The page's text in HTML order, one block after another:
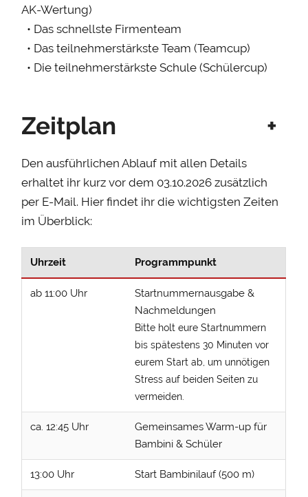
AK-Wertung)
• Das schnellste Firmenteam
• Das teilnehmerstärkste Team (Teamcup)
• Die teilnehmerstärkste Schule (Schülercup)
Zeitplan +
Den ausführlichen Ablauf mit allen Details
erhaltet ihr kurz vor dem 03.10.2026 zusätzlich
per E-Mail. Hier findet ihr die wichtigsten Zeiten
im Überblick:
Uhrzeit Programmpunkt
ab 11:00 Uhr
Startnummernausgabe &
Nachmeldungen
Bitte holt eure Startnummern
bis spätestens 30 Minuten vor
eurem Start ab, um unnötigen
Stress auf beiden Seiten zu
vermeiden.
ca. 12:45 Uhr
Gemeinsames Warm-up für
Bambini & Schüler
13:00 Uhr Start Bambinilauf (500 m)